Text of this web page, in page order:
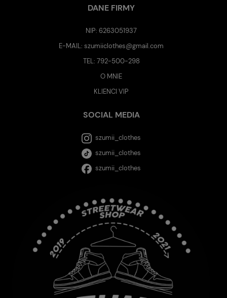
DANE FIRMY
NIP: 6263051937
E-MAIL:szumiiclothes@gmail.com
TEL: 792-500-298
O MNIE
KLIENCI VIP
SOCIAL MEDIA
szumii_clothes
szumii_clothes
szumii_clothes